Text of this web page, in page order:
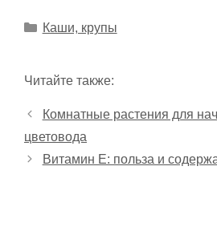
Рубрики
Каши, крупы
Читайте также:
Комнатные растения для
цветовода
Витамин Е: польза и